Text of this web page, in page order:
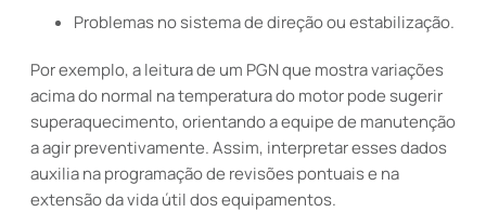
Problemas no sistema de direção ou estabilização.
Por exemplo, a leitura de um PGN que mostra variações
acima do normal na temperatura do motor pode sugerir
superaquecimento, orientando a equipe de manutenção
a agir preventivamente. Assim, interpretar esses dados
auxilia na programação de revisões pontuais e na
extensão da vida útil dos equipamentos.